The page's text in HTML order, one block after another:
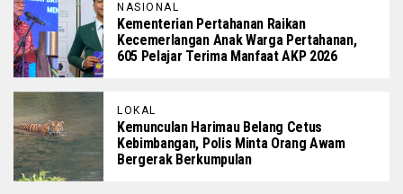
NASIONAL
Kementerian Pertahanan Raikan
Kecemerlangan Anak Warga Pertahanan,
605 Pelajar Terima Manfaat AKP 2026
LOKAL
Kemunculan Harimau Belang Cetus
Kebimbangan, Polis Minta Orang Awam
Bergerak Berkumpulan